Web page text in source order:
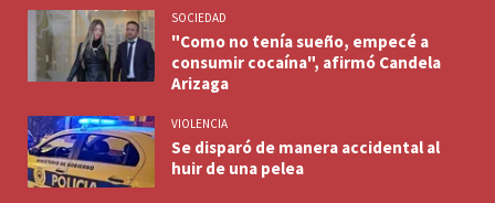
SOCIEDAD
"Como no tenía sueño, empecé a
consumir cocaína", afirmó Candela
Arizaga
VIOLENCIA
Se disparó de manera accidental al
huir de una pelea